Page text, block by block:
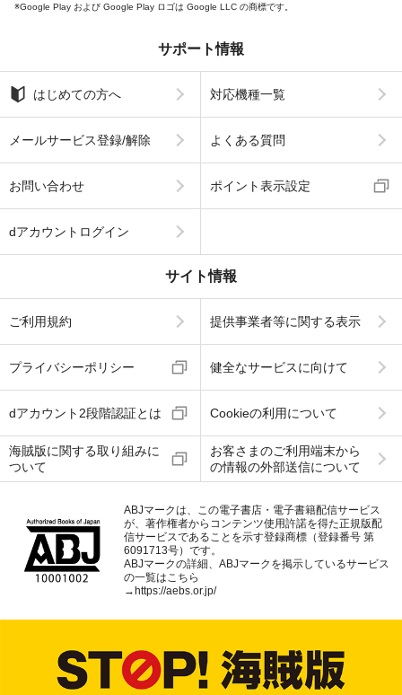
Google Play および Google Play ロゴは Google LLC の商標です。
サポート情報
はじめての方へ 対応機種一覧
メールサービス登録/解除 よくある質問
お問い合わせ ポイント表示設定
dアカウントログイン
サイト情報
ご利用規約 提供事業者等に関する表示
プライバシーポリシー 健全なサービスに向けて
dアカウント2段階認証とは Cookieの利用について
海賊版に関する取り組みに
ついて
お客さまのご利用端末から
の情報の外部送信について
ABJマークは、この電子書店・電子書籍配信サービス
が、著作権者からコンテンツ使用許諾を得た正規版配
信サービスであることを示す登録商標（登録番号 第
6091713号）です。
ABJマークの詳細、ABJマークを掲示しているサービス
の一覧はこちら
→ https://aebs.or.jp/